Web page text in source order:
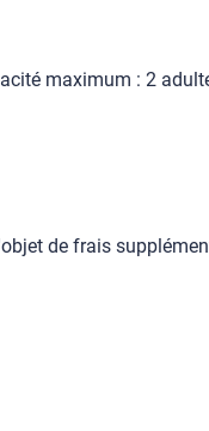
maximum : 2
de frais